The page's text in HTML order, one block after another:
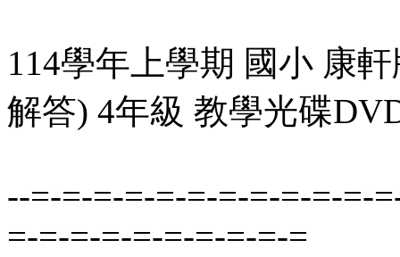
114學年上學期 國小 康
解答) 4年級 教學光碟
--=-=-=-=-=-=-=-=-=-=-=-
=-=-=-=-=-=-=-=-=-=